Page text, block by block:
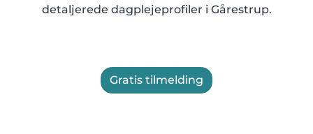
detaljerede dagplejeprofiler i Gårestrup.
Gratis tilmelding